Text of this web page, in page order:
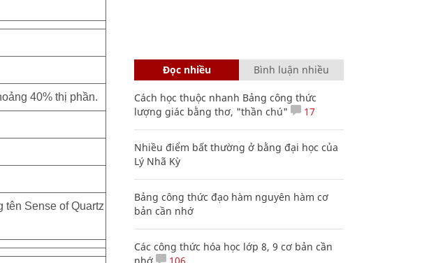
40% thị phần.
Sense of Quartz
Đọc nhiều Bình luận nhiều
Cách học thuộc nhanh Bảng công thức
lượng giác bằng thơ, "thần chú"
17
Nhiều điểm bất thường ở bằng đại học của
Lý Nhã Kỳ
Bảng công thức đạo hàm nguyên hàm cơ
bản cần nhớ
Các công thức hóa học lớp 8, 9 cơ bản cần